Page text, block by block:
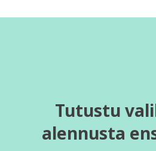
Tutustu
alennusta